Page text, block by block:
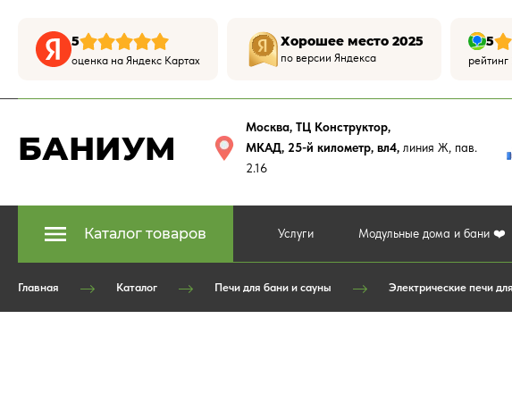
5
оценка на Яндекс Картах
Хорошее место 2025
по версии Яндекса
5
БАНИУМ
Москва, ТЦ Конструктор,
МКАД, 25-й километр, вл4, линия Ж, пав.
2.16
Каталог товаров Услуги Модульные дома и бани ❤️
Главная Каталог Печи для бани и сауны Электрические печи